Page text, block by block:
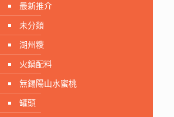
最新推介
未分顃
湖州糭
火鍋配料
無錫陽山水蜜桃
罐頭